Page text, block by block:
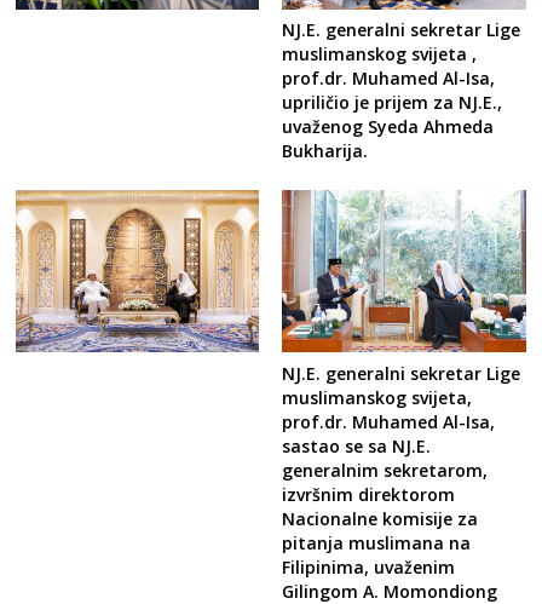
NJ.E. generalni sekretar Lige
muslimanskog svijeta ,
prof.dr. Muhamed Al-Isa,
upriličio je prijem za NJ.E.,
uvaženog Syeda Ahmeda
Bukharija.
NJ.E. generalni sekretar Lige
muslimanskog svijeta,
prof.dr. Muhamed Al-Isa,
sastao se sa NJ.E.
generalnim sekretarom,
izvršnim direktorom
Nacionalne komisije za
pitanja muslimana na
Filipinima, uvaženim
Gilingom A. Momondiong